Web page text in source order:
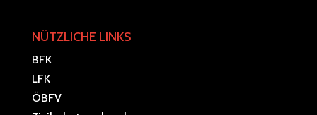
NÜTZLICHE LINKS
BFK
LFK
ÖBFV